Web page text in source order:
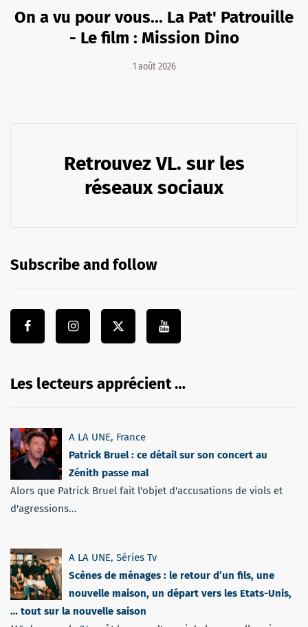
On a vu pour vous... La Pat' Patrouille
- Le film : Mission Dino
1 août 2026
Retrouvez VL. sur les
réseaux sociaux
Subscribe and follow
Les lecteurs apprécient …
A LA UNE, France
Patrick Bruel : ce détail sur son concert au
Zénith passe mal
Alors que Patrick Bruel fait l'objet d'accusations de viols et
d'agressions...
A LA UNE, Séries Tv
Scènes de ménages : le retour d’un fils, une
nouvelle maison, un départ vers les Etats-Unis,
… tout sur la nouvelle saison